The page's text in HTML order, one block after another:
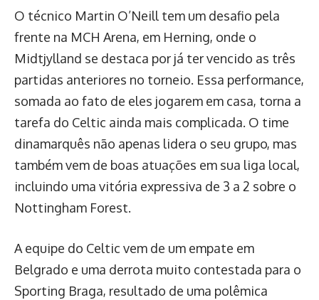
O técnico Martin O’Neill tem um desafio pela
frente na MCH Arena, em Herning, onde o
Midtjylland se destaca por já ter vencido as três
partidas anteriores no torneio. Essa performance,
somada ao fato de eles jogarem em casa, torna a
tarefa do Celtic ainda mais complicada. O time
dinamarquês não apenas lidera o seu grupo, mas
também vem de boas atuações em sua liga local,
incluindo uma vitória expressiva de 3 a 2 sobre o
Nottingham Forest.
A equipe do Celtic vem de um empate em
Belgrado e uma derrota muito contestada para o
Sporting Braga, resultado de uma polêmica